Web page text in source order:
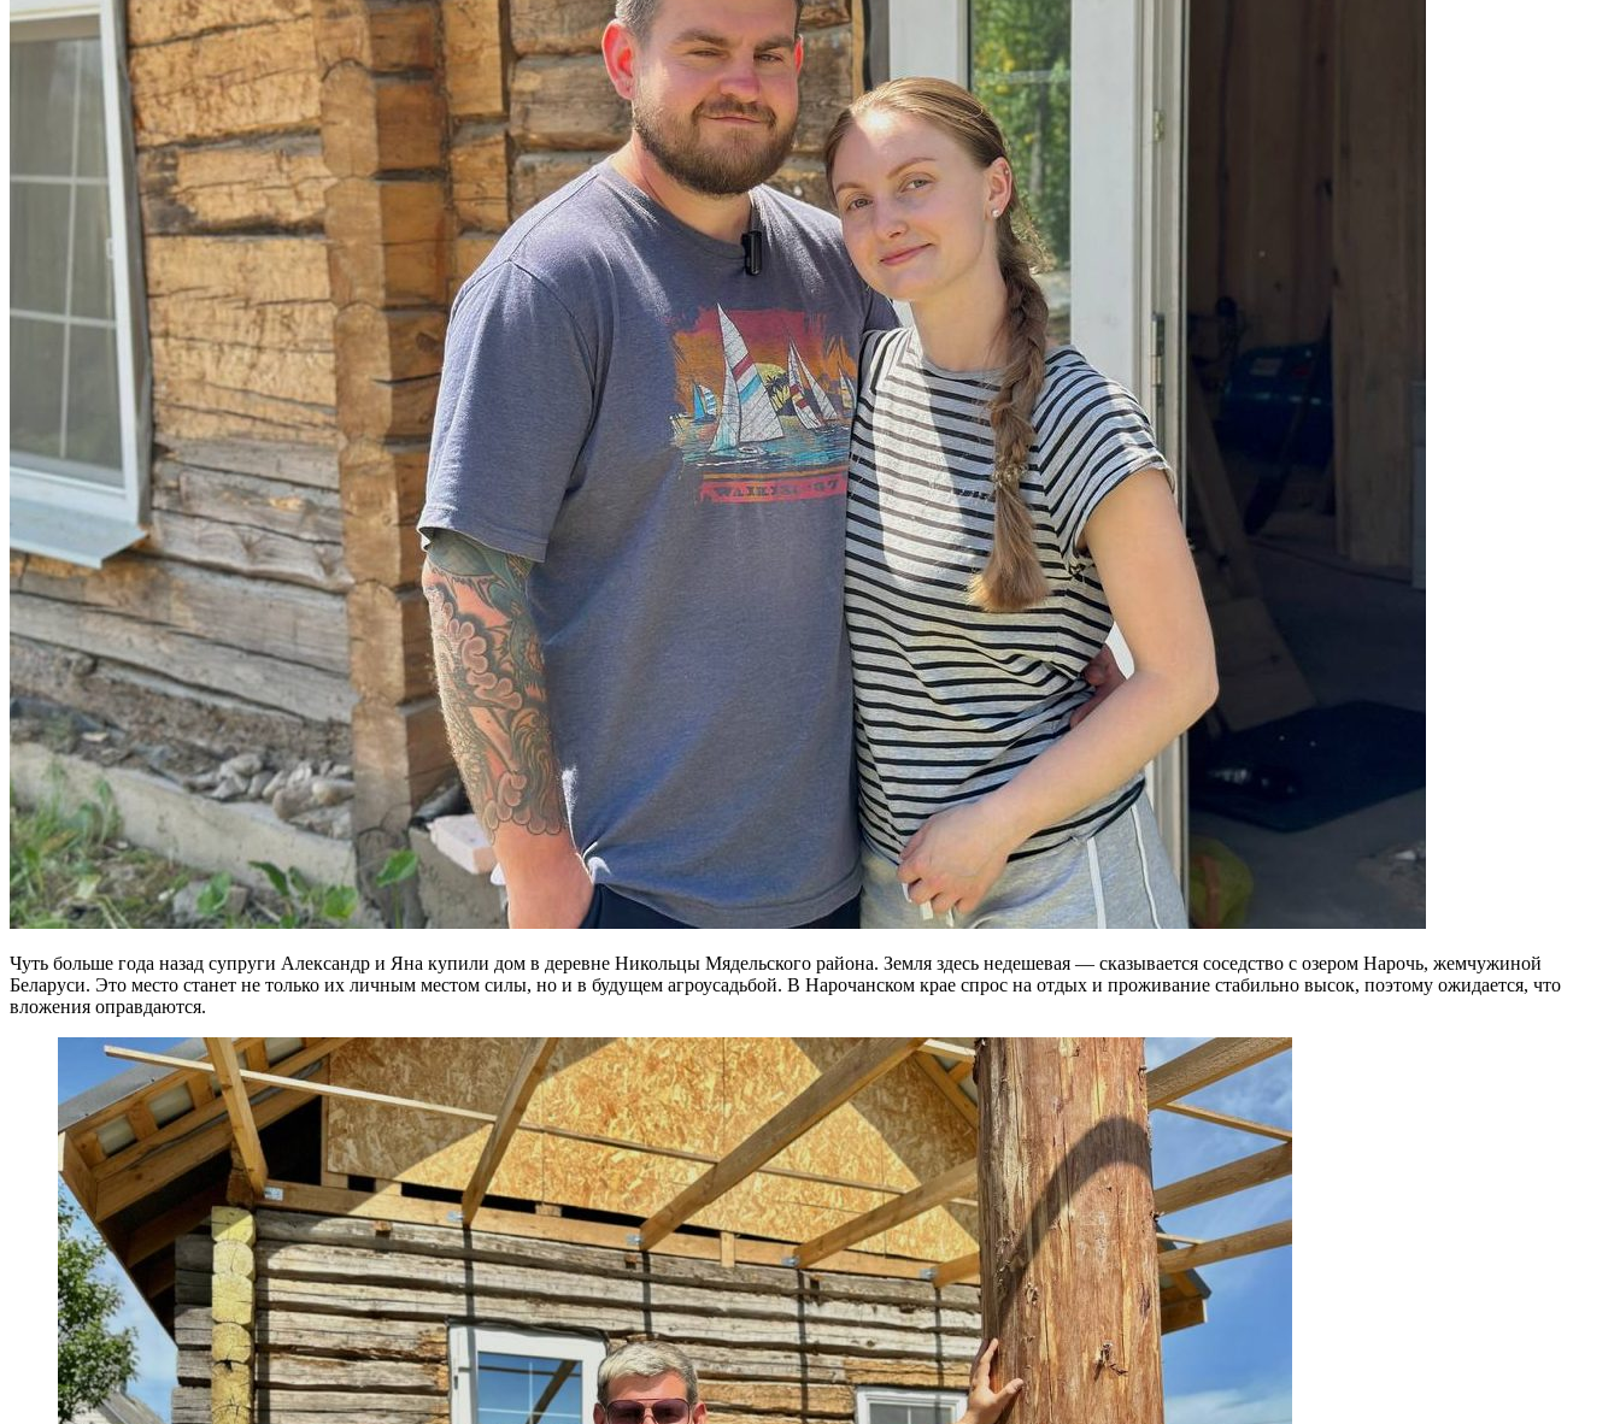
Чуть больше года назад супруги Александр и Яна купили дом в деревне Никольцы Мядельского района. Земля здесь недешевая — сказывается соседство с озером Нарочь, жемчужиной
Беларуси. Это место станет не только их личным местом силы, но и в будущем агроусадьбой. В Нарочанском крае спрос на отдых и проживание стабильно высок, поэтому ожидается, что
вложения оправдаются.